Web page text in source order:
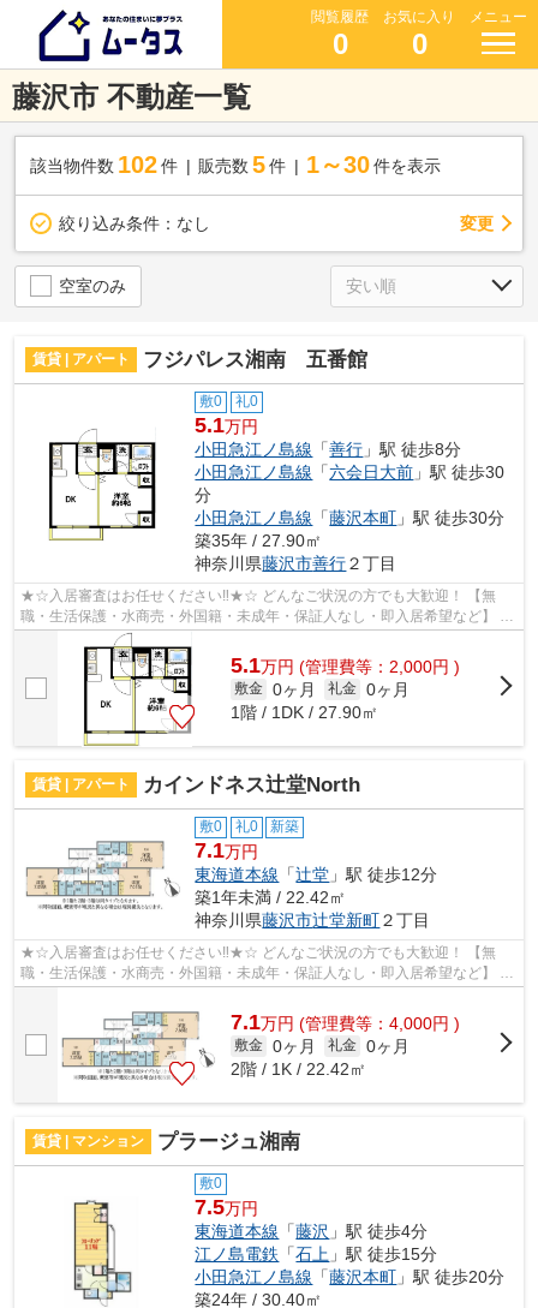
閲覧履歴
0
お気に入り
0
メニュー
藤沢市 不動産一覧
該当物件数 102件 販売数 5 件 1～30 件を表示
絞り込み条件： なし 変更
空室のみ
賃貸 | アパート フジパレス湘南 五番館
敷0 礼0
5.1万円
小田急江ノ島線 「善行 」駅 徒歩8分
小田急江ノ島線 「六会日大前 」駅 徒歩30
分
小田急江ノ島線 「藤沢本町 」駅 徒歩30分
築35年 / 27.90㎡
神奈川県藤沢市善行２丁目
★☆入居審査はお任せください‼★☆ どんなご状況の方でも大歓迎！ 【無
職・生活保護・水商売・外国籍・未成年・保証人なし・即入居希望など】 ネ
ット非公開の物件からもお探し致します‼ ...
5.1万円 (管理費等：2,000円 )
敷金 0ヶ月 礼金 0ヶ月
1階 / 1DK / 27.90㎡
賃貸 | アパート カインドネス辻堂North
敷0 礼0 新築
7.1万円
東海道本線 「辻堂 」駅 徒歩12分
築1年未満 / 22.42㎡
神奈川県藤沢市辻堂新町２丁目
★☆入居審査はお任せください‼★☆ どんなご状況の方でも大歓迎！ 【無
職・生活保護・水商売・外国籍・未成年・保証人なし・即入居希望など】 ネ
7.1万円 (管理費等：4,000円 )
敷金 0ヶ月 礼金 0ヶ月
2階 / 1K / 22.42㎡
賃貸 | マンション プラージュ湘南
敷0
7.5万円
東海道本線 「藤沢 」駅 徒歩4分
江ノ島電鉄 「石上 」駅 徒歩15分
小田急江ノ島線 「藤沢本町 」駅 徒歩20分
築24年 / 30.40㎡